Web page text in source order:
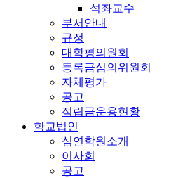
석좌교수
부서안내
규정
대학평의원회
등록금심의위원회
자체평가
공고
적립금운용현황
학교법인
심연학원소개
이사회
공고